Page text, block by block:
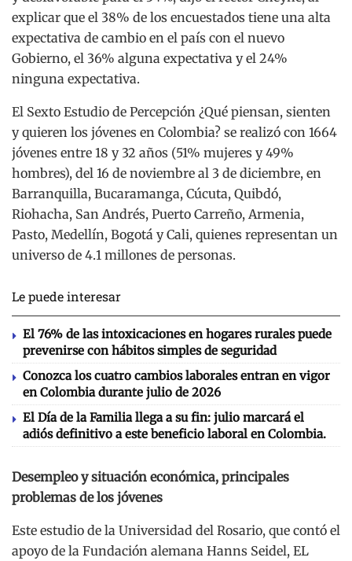
explicar que el 38% de los encuestados tiene una alta
expectativa de cambio en el país con el nuevo
Gobierno, el 36% alguna expectativa y el 24%
ninguna expectativa.
El Sexto Estudio de Percepción ¿Qué piensan, sienten
y quieren los jóvenes en Colombia? se realizó con 1664
jóvenes entre 18 y 32 años (51% mujeres y 49%
hombres), del 16 de noviembre al 3 de diciembre, en
Barranquilla, Bucaramanga, Cúcuta, Quibdó,
Riohacha, San Andrés, Puerto Carreño, Armenia,
Pasto, Medellín, Bogotá y Cali, quienes representan un
universo de 4.1 millones de personas.
Le puede interesar
El 76% de las intoxicaciones en hogares rurales puede
prevenirse con hábitos simples de seguridad
Conozca los cuatro cambios laborales entran en vigor
en Colombia durante julio de 2026
El Día de la Familia llega a su fin: julio marcará el
adiós definitivo a este beneficio laboral en Colombia.
Desempleo y situación económica, principales
problemas de los jóvenes
Este estudio de la Universidad del Rosario, que contó el
apoyo de la Fundación alemana Hanns Seidel, EL